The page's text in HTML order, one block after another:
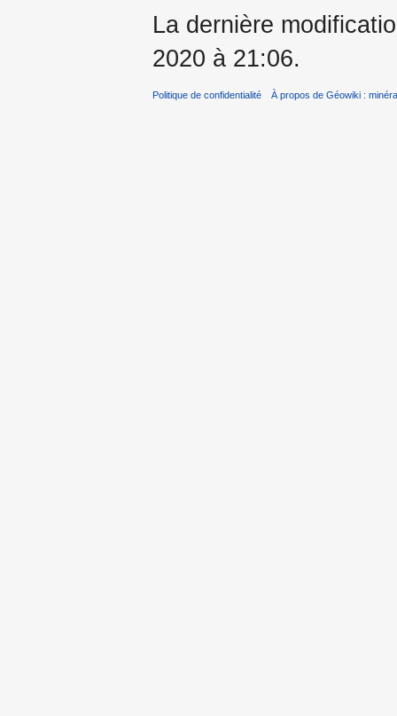
La dernière
2020 à 21:06.
Politique de confidentialité À propos de Géowiki :